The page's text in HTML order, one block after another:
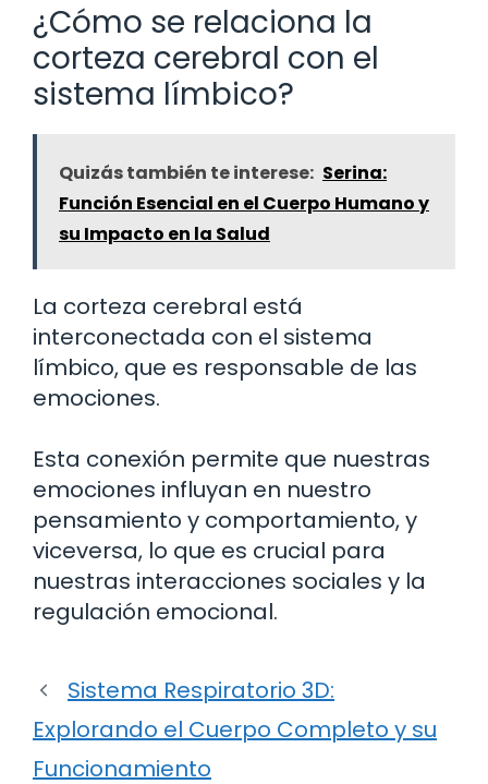
¿Cómo se relaciona la
corteza cerebral con el
sistema límbico?
Quizás también te interese: Serina:
Función Esencial en el Cuerpo Humano y
su Impacto en la Salud
La corteza cerebral está
interconectada con el sistema
límbico, que es responsable de las
emociones.
Esta conexión permite que nuestras
emociones influyan en nuestro
pensamiento y comportamiento, y
viceversa, lo que es crucial para
nuestras interacciones sociales y la
regulación emocional.
Sistema Respiratorio 3D:
Explorando el Cuerpo Completo y su
Funcionamiento